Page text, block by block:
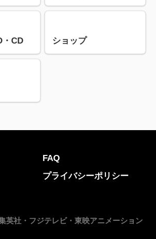
・CD ショップ
FAQ
プライバシーポリシー
英社・フジテレビ・東映アニメーション